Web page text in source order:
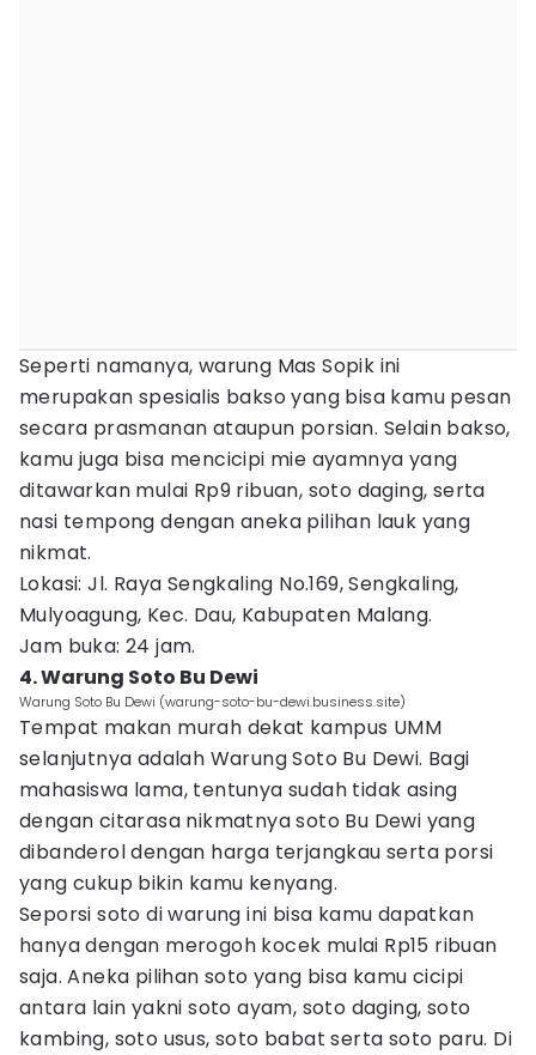
Seperti namanya, warung Mas Sopik ini
merupakan spesialis bakso yang bisa kamu pesan
secara prasmanan ataupun porsian. Selain bakso,
kamu juga bisa mencicipi mie ayamnya yang
ditawarkan mulai Rp9 ribuan, soto daging, serta
nasi tempong dengan aneka pilihan lauk yang
nikmat.
Lokasi: Jl. Raya Sengkaling No.169, Sengkaling,
Mulyoagung, Kec. Dau, Kabupaten Malang.
Jam buka: 24 jam.
4. Warung Soto Bu Dewi
Warung Soto Bu Dewi (warung-soto-bu-dewi.business.site)
Tempat makan murah dekat kampus UMM
selanjutnya adalah Warung Soto Bu Dewi. Bagi
mahasiswa lama, tentunya sudah tidak asing
dengan citarasa nikmatnya soto Bu Dewi yang
dibanderol dengan harga terjangkau serta porsi
yang cukup bikin kamu kenyang.
Seporsi soto di warung ini bisa kamu dapatkan
hanya dengan merogoh kocek mulai Rp15 ribuan
saja. Aneka pilihan soto yang bisa kamu cicipi
antara lain yakni soto ayam, soto daging, soto
kambing, soto usus, soto babat serta soto paru. Di